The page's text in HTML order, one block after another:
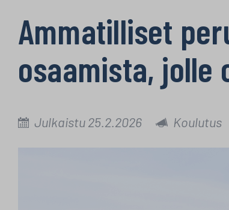
Ammatilliset
osaamista, jolle
Julkaistu 25.2.2026 Koulutus